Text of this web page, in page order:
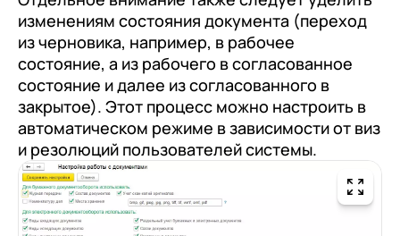
изменениям состояния документа (переход
из черновика, например, в рабочее
состояние, а из рабочего в согласованное
состояние и далее из согласованного в
закрытое). Этот процесс можно настроить в
автоматическом режиме в зависимости от виз
и резолюций пользователей системы.